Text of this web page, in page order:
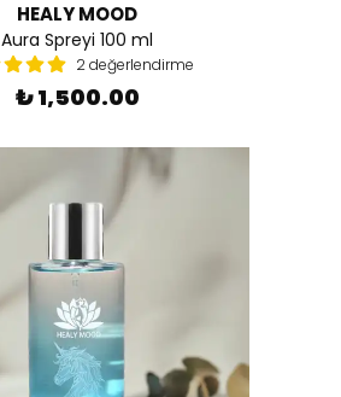
HEALY MOOD
Aura Spreyi 100 ml
2 değerlendirme
₺ 1,500.00